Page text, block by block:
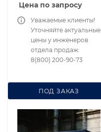
Цена по запросу
ПОД ЗАКАЗ
Уважаемые клиенты!
Уточняйте актуальные
цены у инженеров
отдела продаж:
8(800) 200-90-73